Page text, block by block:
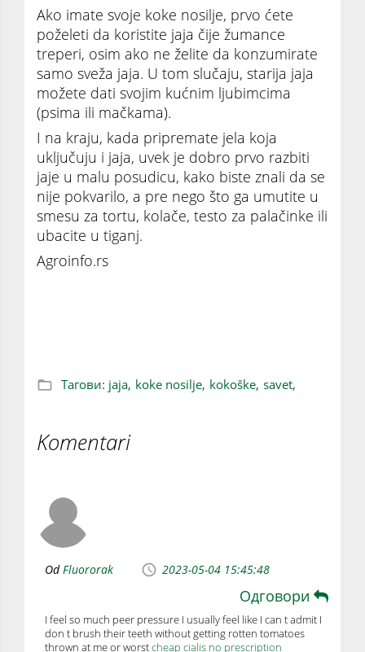
Ako imate svoje koke nosilje, prvo ćete
poželeti da koristite jaja čije žumance
treperi, osim ako ne želite da konzumirate
samo sveža jaja. U tom slučaju, starija jaja
možete dati svojim kućnim ljubimcima
(psima ili mačkama).
I na kraju, kada pripremate jela koja
uključuju i jaja, uvek je dobro prvo razbiti
jaje u malu posudicu, kako biste znali da se
nije pokvarilo, a pre nego što ga umutite u
smesu za tortu, kolače, testo za palačinke ili
ubacite u tiganj.
Agroinfo.rs
Тагови: jaja, koke nosilje, kokoške, savet,
Komentari
OdFluororak 2023-05-04 15:45:48
Одговори
I feel so much peer pressure I usually feel like I can t admit I
don t brush their teeth without getting rotten tomatoes
thrown at me or worstcheap cialis no prescription